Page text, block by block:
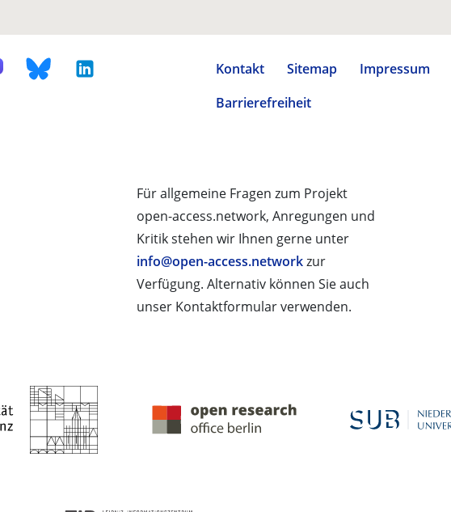
Kontakt Sitemap Impressum
Barrierefreiheit
Für allgemeine Fragen zum Projekt
open-access.network, Anregungen und
Kritik stehen wir Ihnen gerne unter
info@open-access.networkzur
Verfügung. Alternativ können Sie auch
unser Kontaktformular verwenden.